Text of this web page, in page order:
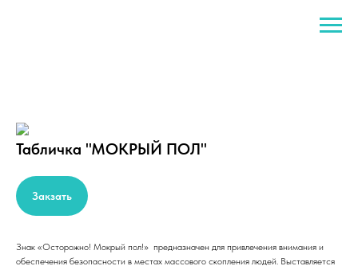
Табличка "МОКРЫЙ ПОЛ"
Закзать
Знак «Осторожно! Мокрый пол!» предназначен для привлечения внимания и
обеспечения безопасности в местах массового скопления людей. Выставляется